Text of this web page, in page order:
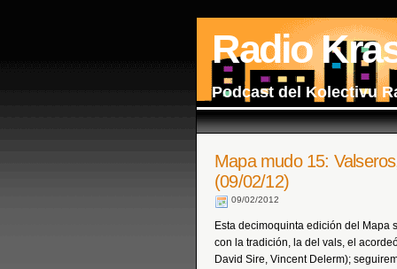
Radio
Podcast del Kolectivu
Mapa mudo 15:
(09/02/12)
09/02/2012
Esta decimoquinta edición del Mapa
con la tradición, la del vals, el
David Sire, Vincent Delerm);